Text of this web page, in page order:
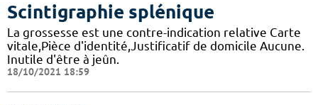
Scintigraphie splénique
La grossesse est une contre-indication relative Carte
vitale,Pièce d'identité,Justificatif de domicile Aucune.
Inutile d'être à jeûn.
18/10/2021 18:59